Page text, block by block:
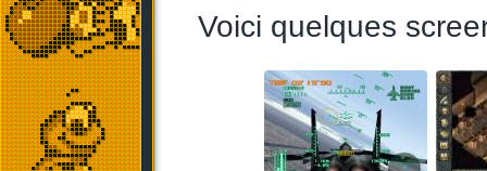
Voici quelques